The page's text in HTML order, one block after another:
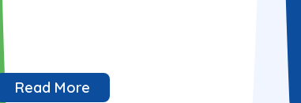
Read More